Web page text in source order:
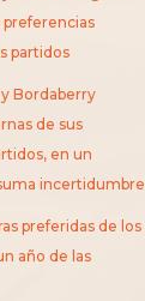
preferencias
partidos
Bordaberry
de sus
en un
incertidumbre
preferidas de los
año de las